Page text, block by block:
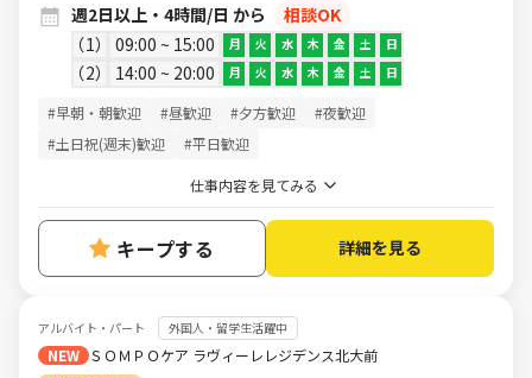
週2日以上・4時間/日 から
相談OK
1
09:00 ~ 15:00 月 火 水 木 金 土 日
2 14:00 ~ 20:00 月 火 水 木 金 土 日
#早朝・朝歓迎 #昼歓迎 #夕方歓迎
#夜歓迎
#土日祝(週末)歓迎
#平日歓迎
仕事内容を見てみる
キープする 詳細を見る
アルバイト・パート 外国人・留学生活躍中
NEW ＳＯＭＰＯケア ラヴィーレレジデンス北大前